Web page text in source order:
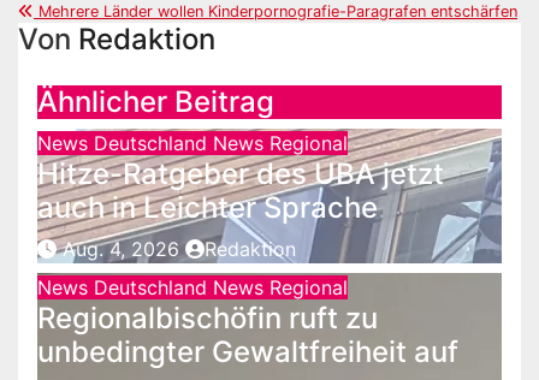
Mehrere Länder wollen Kinderpornografie-Paragrafen entschärfen
Von Redaktion
Ähnlicher Beitrag
News Deutschland News Regional
Hitze-Ratgeber des UBA jetzt
auch in Leichter Sprache
Aug. 4, 2026
Redaktion
News Deutschland News Regional
Regionalbischöfin ruft zu
unbedingter Gewaltfreiheit auf